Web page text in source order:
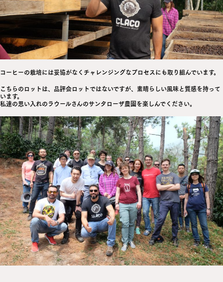
コーヒーの栽培には妥協がなくチャレンジングなプロセスにも取り組んでいます。
こちらのロットは、品評会ロットではないですが、素晴らしい風味と質感を持って
います。
私達の思い入れのラウールさんのサンタローザ農園を楽しんでください。